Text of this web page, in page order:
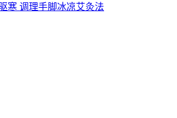
寒 调理手脚冰凉艾灸法